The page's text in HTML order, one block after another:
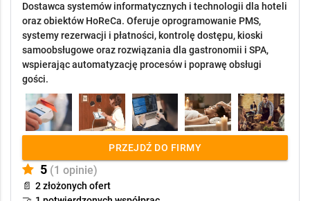
Dostawca systemów informatycznych i technologii dla hoteli
oraz obiektów HoReCa. Oferuje oprogramowanie PMS,
systemy rezerwacji i płatności, kontrolę dostępu, kioski
samoobsługowe oraz rozwiązania dla gastronomii i SPA,
wspierając automatyzację procesów i poprawę obsługi
gości.
PRZEJDŹ DO FIRMY
5 (1 opinie)
📄 2 złożonych ofert